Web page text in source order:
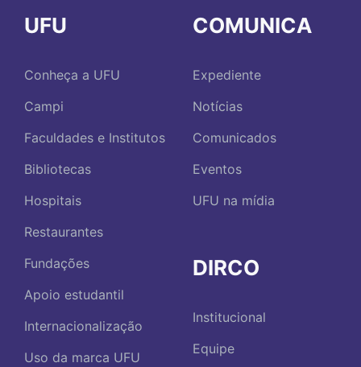
UFU
Conheça a UFU
Campi
Faculdades e Institutos
Bibliotecas
Hospitais
Restaurantes
Fundações
Apoio estudantil
Internacionalização
Uso da marca UFU
COMUNICA
Expediente
Notícias
Comunicados
Eventos
UFU na mídia
DIRCO
Institucional
Equipe